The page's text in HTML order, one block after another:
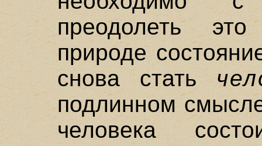
преодолеть
природе
снова стать
подлинном
человека